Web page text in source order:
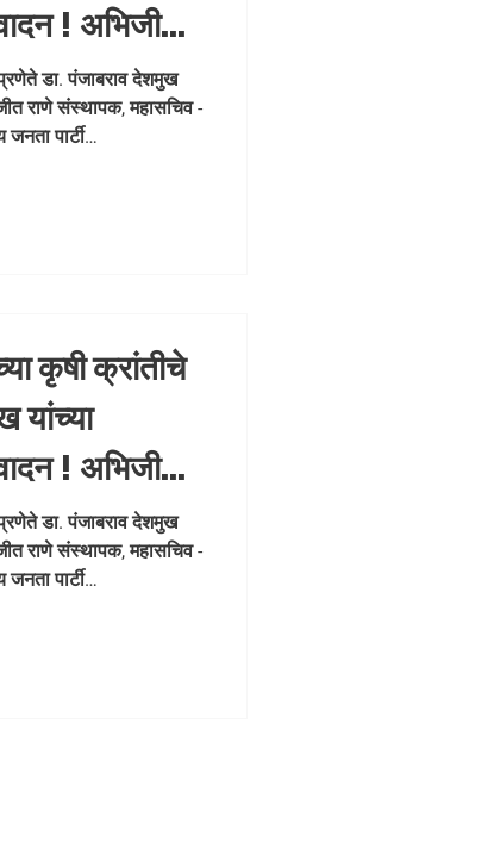
! अभिजीत
धडक कामगार
प्रणेते डा. पंजाबराव देशमुख
राणे संस्थापक, महासचिव -
पार्टी
कृषी क्रांतीचे
यांच्या
! अभिजीत
धडक कामगार
प्रणेते डा. पंजाबराव देशमुख
राणे संस्थापक, महासचिव -
पार्टी